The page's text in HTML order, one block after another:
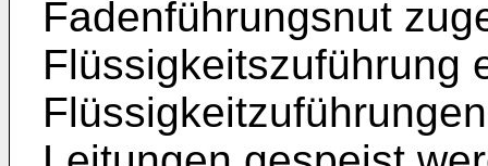
Fadenführungsnut
Flüssigkeitszuführung